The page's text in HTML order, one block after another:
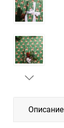
Описание